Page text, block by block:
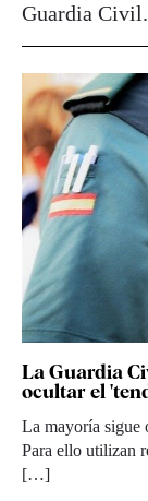
Guardia Civil.
La Guardia
ocultar el
La mayoría sigue
Para ello utilizan
[…]